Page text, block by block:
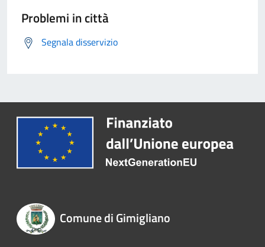
Problemi in città
Segnala disservizio
Comune di Gimigliano